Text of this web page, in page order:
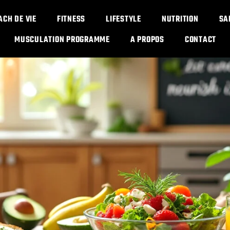
DE VIE FITNESS LIFESTYLE NUTRITION
MUSCULATION PROGRAMME​
A PROPOS CONTACT